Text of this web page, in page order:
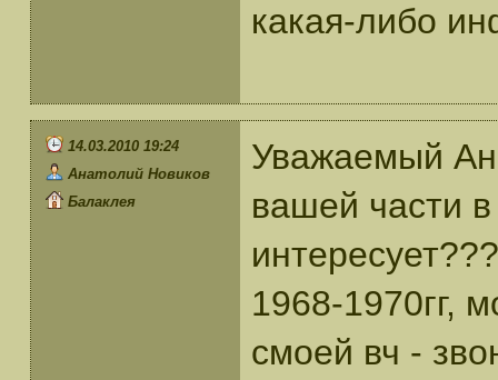
какая-либо
14.03.2010 19:24
Анатолий Новиков
Балаклея
Уважаемый
вашей части
1968-1970гг,
смоей вч -